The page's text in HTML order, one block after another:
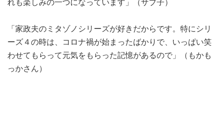
れも楽しみの一つになっています」（サブ子）
「家政夫のミタゾノシリーズが好きだからです。特にシリ
ーズ４の時は、コロナ禍が始まったばかりで、いっぱい笑
わせてもらって元気をもらった記憶があるので」（もかも
っかさん）